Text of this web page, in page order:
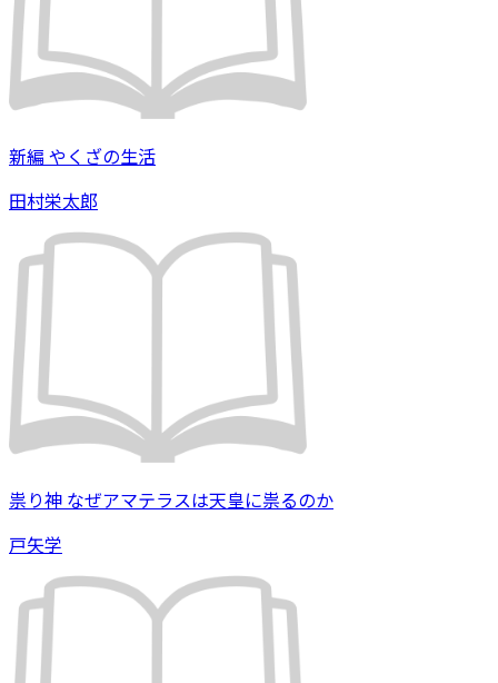
新編 やくざの生活
田村栄太郎
祟り神 なぜアマテラスは天皇に祟るのか
戸矢学